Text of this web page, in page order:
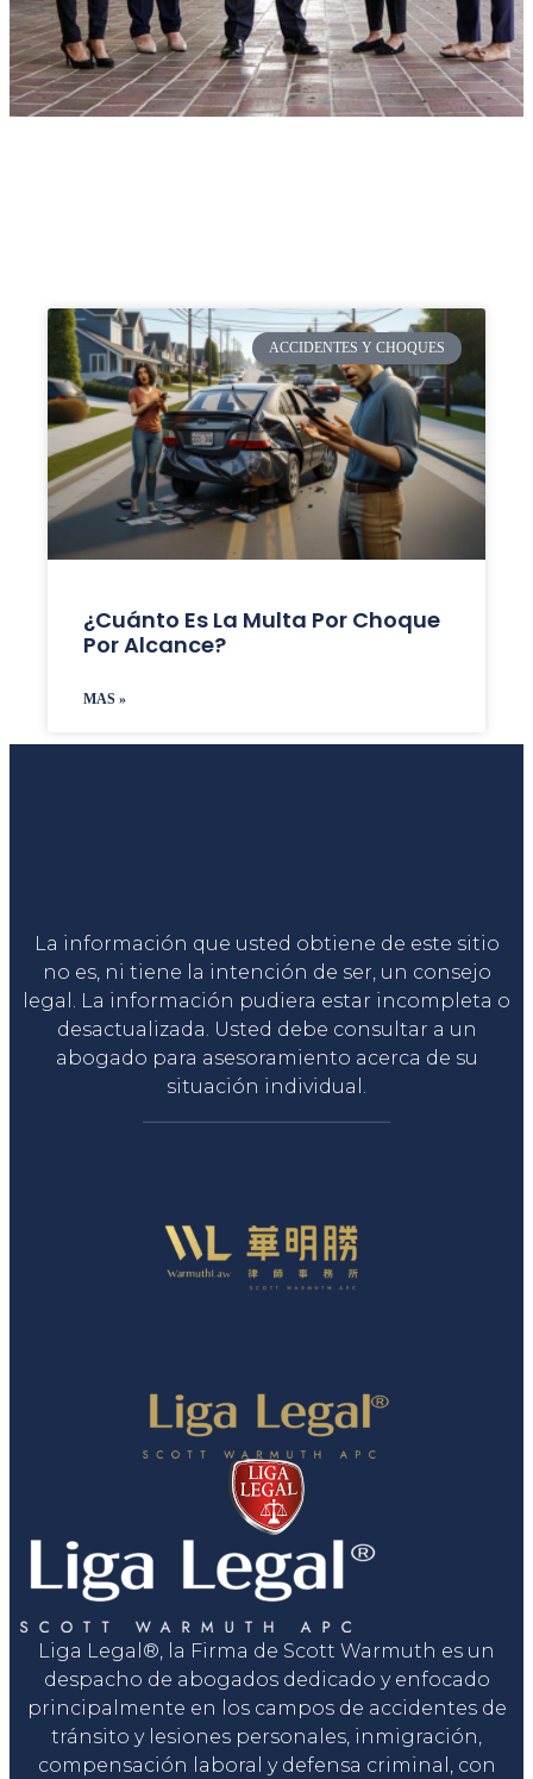
ACCIDENTES Y CHOQUES
¿Cuánto Es La Multa Por Choque
Por Alcance?
MAS »
La información que usted obtiene de este sitio
no es, ni tiene la intención de ser, un consejo
legal. La información pudiera estar incompleta o
desactualizada. Usted debe consultar a un
abogado para asesoramiento acerca de su
situación individual.
Liga Legal®, la Firma de Scott Warmuth es un
despacho de abogados dedicado y enfocado
principalmente en los campos de accidentes de
tránsito y lesiones personales, inmigración,
compensación laboral y defensa criminal, con